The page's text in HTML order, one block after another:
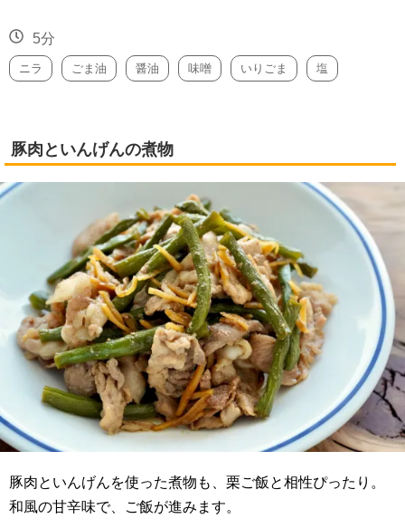
5分
ニラ ごま油 醤油 味噌 いりごま 塩
豚肉といんげんの煮物
豚肉といんげんを使った煮物も、栗ご飯と相性ぴったり。
和風の甘辛味で、ご飯が進みます。